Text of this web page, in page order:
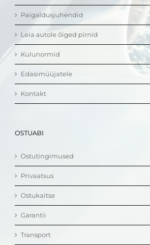
Paigaldusjuhendid
Leia autole õiged pirnid
Kulunormid
Edasimüüjatele
Kontakt
OSTUABI
Ostutingimused
Privaatsus
Ostukaitse
Garantii
Transport